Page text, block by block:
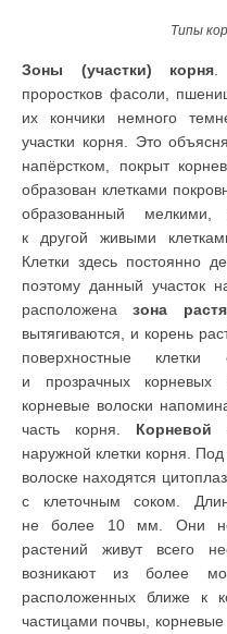
Типы
Зоны (участки) корня
проростков фасоли,
их кончики немного
участки корня. Это
напёрстком, покрыт
обра­зован клетками
образованный
к другой живыми
Клетки здесь постоянно
поэтому данный участок
расположеназона
вытягиваются, и корень
поверхностные клетки
и прозрачных корневых
корневые волоски
часть корня.
Корневой
наружной клетки корня.
волоске находятся
с клеточ­ным соком.
не более 10 мм. Они
растений живут всего
возникают из более
расположенных ближе к
частицами почвы,